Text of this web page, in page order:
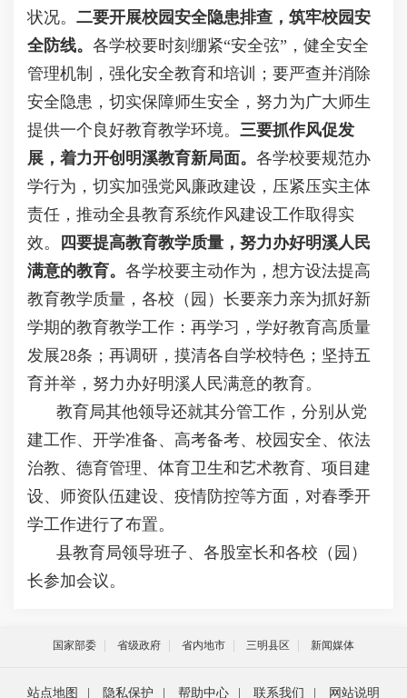
状况。 二要开展校园安全隐患排查，筑牢校园安
全防线。 各学校要时刻绷紧“安全弦”，健全安全
管理机制，强化安全教育和培训；要严查并消除
安全隐患，切实保障师生安全，努力为广大师生
提供一个良好教育教学环境。 三要抓作风促发
展，着力开创明溪教育新局面。 各学校要规范办
学行为，切实加强党风廉政建设，压紧压实主体
责任，推动全县教育系统作风建设工作取得实
效。
四要提高教育教学质量，努力办好明溪人民
满意的教育。 各学校要主动作为，想方设法提高
教育教学质量，各校（园）长要亲力亲为抓好新
学期的教育教学工作：再学习，学好教育高质量
发展28条；再调研，摸清各自学校特色；坚持五
育并举，努力办好明溪人民满意的教育。
教育局其他领导还就其分管工作，分别从党
建工作、开学准备、高考备考、校园安全、依法
治教、德育管理、体育卫生和艺术教育、项目建
设、师资队伍建设、疫情防控等方面，对春季开
学工作进行了布置。
县教育局领导班子、各股室长和各校（园）
长参加会议。
国家部委 省级政府 省内地市 三明县区 新闻媒体
站点地图 隐私保护 帮助中心 联系我们 网站说明